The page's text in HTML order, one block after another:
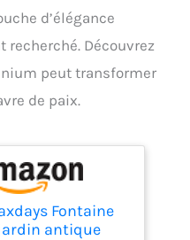
d’élégance
Découvrez
peut transformer
de paix.
Fontaine
antique